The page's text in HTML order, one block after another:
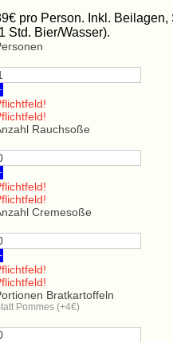
pro Person. Inkl. Beilagen,
Std. Bier/Wasser).
Rauchsoße
Cremesoße
Bratkartoffeln
Pommes (+4€)